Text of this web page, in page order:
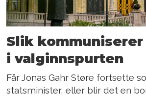
Slik
i valginnspurten
Får Jonas Gahr Støre fortsette
statsminister, eller blir det en